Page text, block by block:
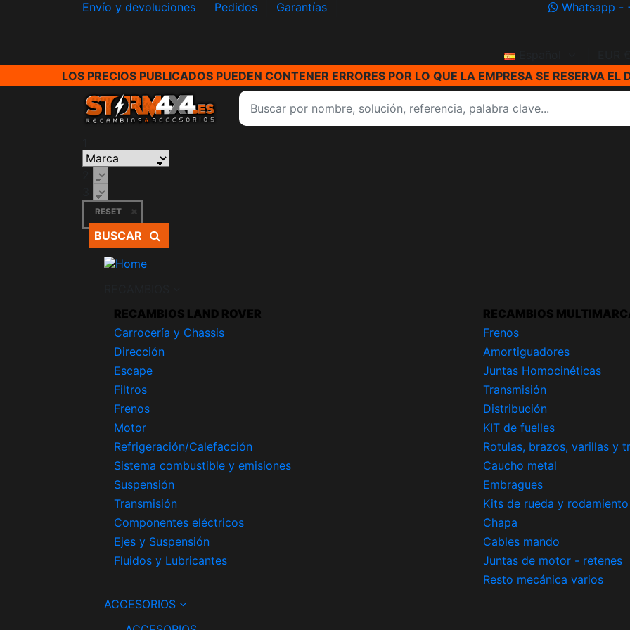
Envío y devoluciones Pedidos Garantías Whatsapp -
Español
LOS PRECIOS PUBLICADOS PUEDEN CONTENER ERRORES POR LO QUE LA EMPRESA SE RESERVA
RESET
BUSCAR
RECAMBIOS LAND ROVER
Carrocería y Chassis
Dirección
Escape
Filtros
Frenos
Motor
Refrigeración/Calefacción
Sistema combustible y emisiones
Suspensión
Transmisión
Componentes eléctricos
Ejes y Suspensión
Fluidos y Lubricantes
RECAMBIOS
Frenos
Amortiguadores
Juntas Homocinéticas
Transmisión
Distribución
KIT de fuelles
Rotulas, brazos, varillas y
Caucho metal
Embragues
Kits de rueda y rodamiento
Chapa
Cables mando
Juntas de motor - retenes
Resto mecánica varios
ACCESORIOS